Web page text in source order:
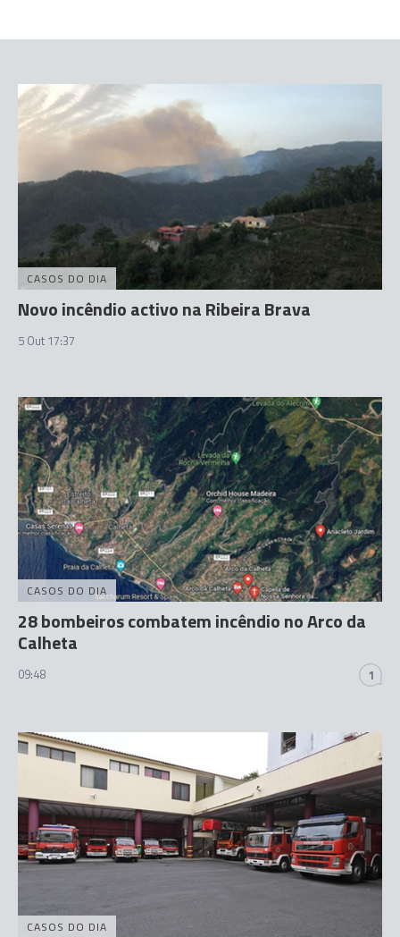
CASOS DO DIA
Novo incêndio activo na Ribeira Brava
5 Out 17:37
CASOS DO DIA
28 bombeiros combatem incêndio no Arco da
Calheta
09:48 1
CASOS DO DIA